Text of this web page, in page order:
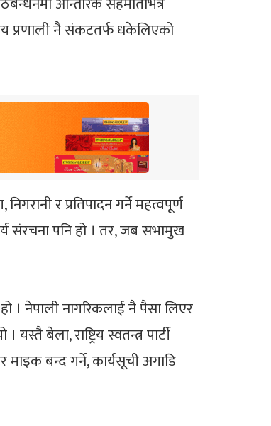
प्रणाली नै संकटतर्फ धकेलिएको
र प्रतिपादन गर्ने महत्वपूर्ण
संरचना पनि हो । तर, जब सभामुख
। नेपाली नागरिकलाई नै पैसा लिएर
बेला, राष्ट्रिय स्वतन्त्र पार्टी
माइक बन्द गर्ने, कार्यसूची अगाडि